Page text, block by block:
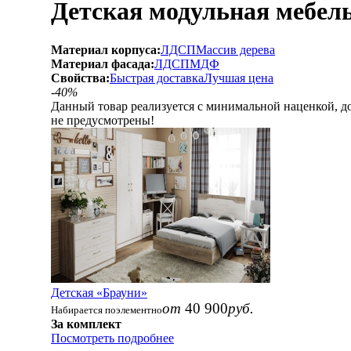
Детская модульная
Материал корпуса:ЛДСПМассив дерева
Материал фасада:ЛДСПМДФ
Свойства:Быстрая доставкаЛучшая цена
-40%
Данный товар реализуется с минимальной наценкой,
не предусмотрены!
Детская «Брауни»
Набирается поэлементноот 40 900руб.
За комплект
Посмотреть подробнее